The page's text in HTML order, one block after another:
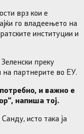
врз кои е
го владеењето на
институции и
преку
на партнерите во ЕУ.
и важно е
напиша тој.
исто така ја